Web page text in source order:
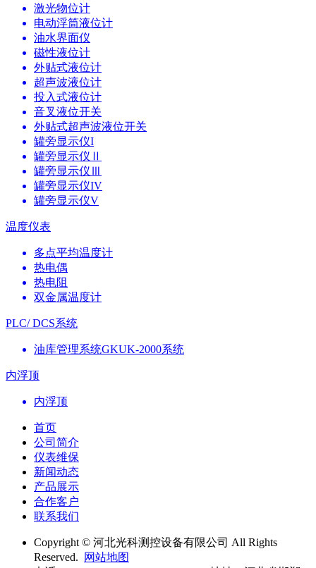
激光物位计
电动浮筒液位计
油水界面仪
磁性液位计
外贴式液位计
超声波液位计
投入式液位计
音叉液位开关
外贴式超声波液位开关
罐旁显示仪I
罐旁显示仪Ⅱ
罐旁显示仪Ⅲ
罐旁显示仪IV
罐旁显示仪V
温度仪表
多点平均温度计
热电偶
热电阻
双金属温度计
PLC/ DCS系统
油库管理系统GKUK-2000系统
内浮顶
内浮顶
首页
公司简介
仪表维保
新闻动态
产品展示
合作客户
联系我们
Copyright © 河北光科测控设备有限公司 All Rights
Reserved.
网站地图